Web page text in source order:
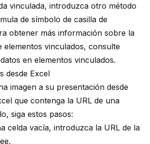
vinculada, introduzca otro método
de símbolo de casilla de
obtener más información sobre la
elementos vinculados, consulte
en elementos vinculados.
desde Excel
imagen a su presentación desde
que contenga la URL de una
siga estos pasos:
celda vacía, introduzca la URL de la